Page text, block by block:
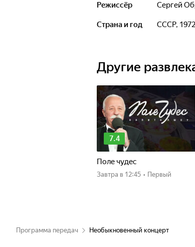
Режиссёр Сергей
Страна и год СССР, 1972
Другие
7.4
Поле чудес
Завтра в 12:45 • Первый
Программа передач Необыкновенный концерт